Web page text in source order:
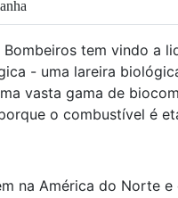
tem vindo a
- uma lareira
vasta gama de
o combustível é
na América do Norte